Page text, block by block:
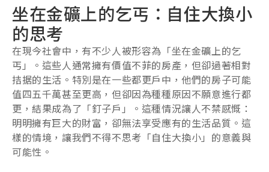
坐在金礦上的乞丐：自住大換小
的思考
在現今社會中，有不少人被形容為「坐在金礦上的乞
丐」。這些人通常擁有價值不菲的房產，但卻過著相對
拮据的生活。特別是在一些都更戶中，他們的房子可能
值四五千萬甚至更高，但卻因為種種原因不願意進行都
更，結果成為了「釘子戶」。這種情況讓人不禁感慨：
明明擁有巨大的財富，卻無法享受應有的生活品質。這
樣的情境，讓我們不得不思考「自住大換小」的意義與
可能性。